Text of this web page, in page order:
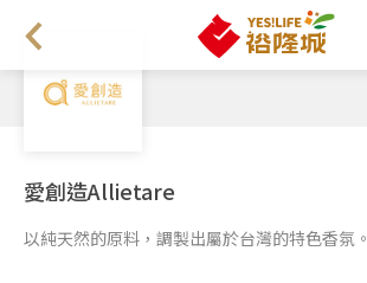
愛創造Allietare
以純天然的原料，調製出屬於台灣的特色香氛。